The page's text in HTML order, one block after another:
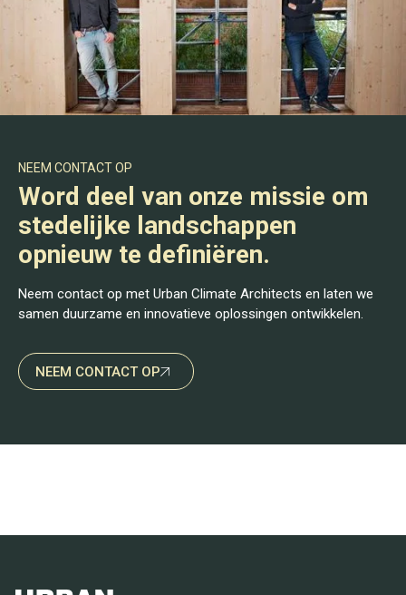
NEEM CONTACT OP
Word deel van onze missie om
stedelijke landschappen
opnieuw te definiëren.
Neem contact op met Urban Climate Architects en laten we
samen duurzame en innovatieve oplossingen ontwikkelen.
NEEM CONTACT OP